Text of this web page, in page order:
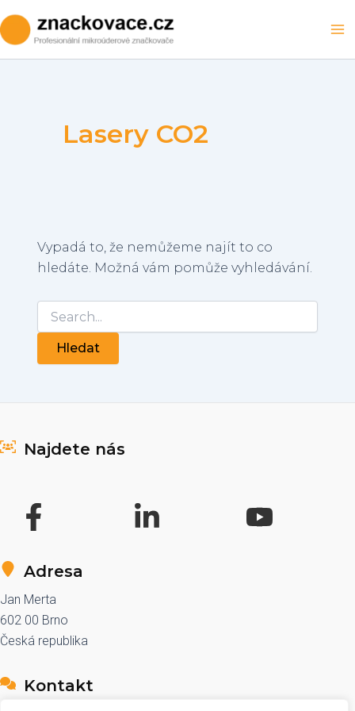
na
obsah
Lasery CO2
Vypadá to, že nemůžeme najít to co
hledáte. Možná vám pomůže vyhledávání.
Vyhledat
pro:
Najdete nás
Adresa
Jan Merta
602 00 Brno
Česká republika
Kontakt